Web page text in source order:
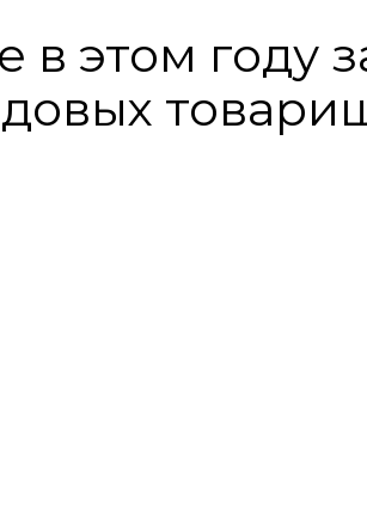
в этом году